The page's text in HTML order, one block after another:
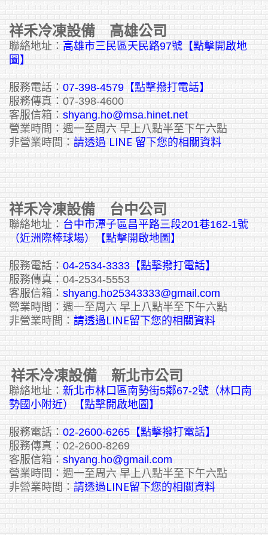
祥禾冷凍設備 高雄公司
聯絡地址： 高雄市三民區天民路97號【點擊開啟地
圖】
服務電話： 07-398-4579【點擊撥打電話】
服務傳真：07-398-4600
客服信箱： shyang.ho@msa.hinet.net
營業時間：週一至周六 早上八點半至下午六點
非營業時間： 請透過 LINE 留下您的相關資料
祥禾冷凍設備 台中公司
聯絡地址： 台中市潭子區昌平路三段201巷162-1號
（近洲際棒球場）【點擊開啟地圖】
服務電話： 04-2534-3333 【點擊撥打電話】
服務傳真：04-2534-5553
客服信箱： shyang.ho25343333@gmail.com
營業時間：週一至周六 早上八點半至下午六點
非營業時間： 請透過LINE留下您的相關資料
祥禾冷凍設備 新北市公司
聯絡地址： 新北市林口區南勢街5鄰67-2號（林口南
勢國小附近）【點擊開啟地圖】
服務電話： 02-2600-6265 【點擊撥打電話】
服務傳真：02-2600-8269
客服信箱： shyang.ho@gmail.com
營業時間：週一至周六 早上八點半至下午六點
非營業時間： 請透過LINE留下您的相關資料